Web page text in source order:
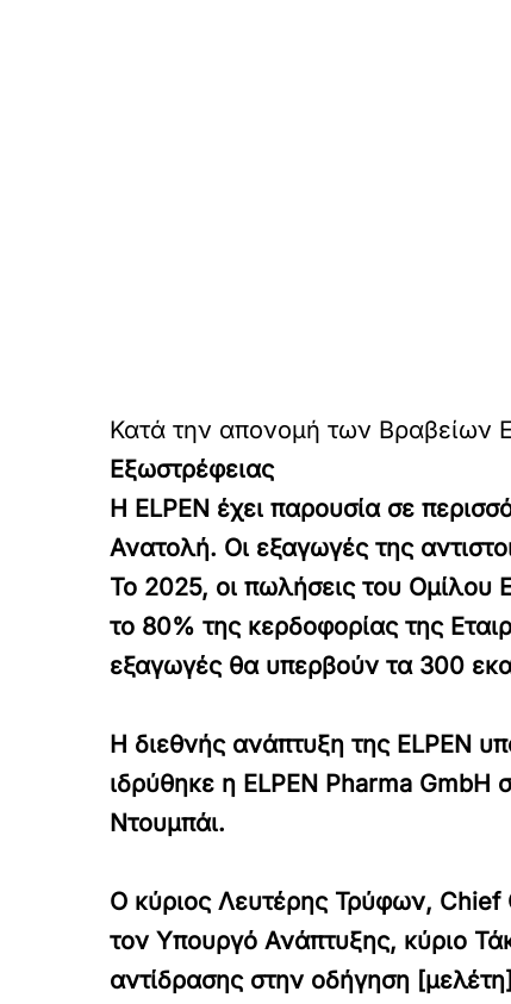
Κατά την απονομή των
Εξωστρέφειας
Η ELPEN έχει παρουσία σε
Ανατολή. Οι εξαγωγές της
Το 2025, οι πωλήσεις του Ομίλου
το 80% της κερδοφορίας της
εξαγωγές θα υπερβούν τα 300
Η διεθνής ανάπτυξη της ELPEN
ιδρύθηκε η ELPEN Pharma
Ντουμπάι.
Ο κύριος Λευτέρης Τρύφων,
τον Υπουργό Ανάπτυξης, κύριο
αντίδρασης στην οδήγηση [μελέτη]